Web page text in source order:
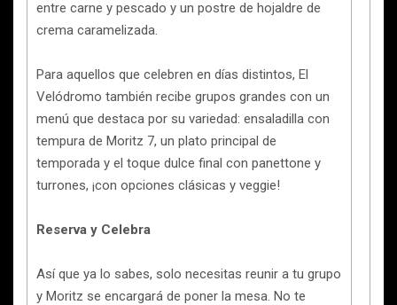
entre carne y pescado y un postre de hojaldre de
crema caramelizada.
Para aquellos que celebren en días distintos, El
Velódromo también recibe grupos grandes con un
menú que destaca por su variedad: ensaladilla con
tempura de Moritz 7, un plato principal de
temporada y el toque dulce final con panettone y
turrones, ¡con opciones clásicas y veggie!
Reserva y Celebra
Así que ya lo sabes, solo necesitas reunir a tu grupo
y Moritz se encargará de poner la mesa. No te